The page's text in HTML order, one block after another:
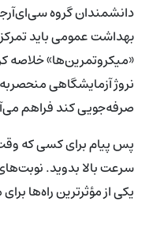
دانشمندان گروه
بهداشت عمومی باید
«میکروتمرین‌ها» خلاصه
نروژ آزمایشگاهی
صرفه‌جویی کند فراهم
پس پیام برای کسی که
سرعت بالا بدوید.
یکی از مؤثرترین راه‌ها